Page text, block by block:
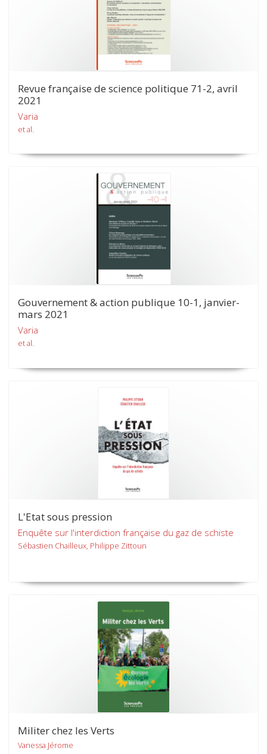
Revue française de science politique 71-2, avril
2021
Varia
et al.
Gouvernement & action publique 10-1, janvier-
mars 2021
Varia
et al.
L'Etat sous pression
Enquête sur l'interdiction française du gaz de schiste
Sébastien Chailleux, Philippe Zittoun
Militer chez les Verts
Vanessa Jérome